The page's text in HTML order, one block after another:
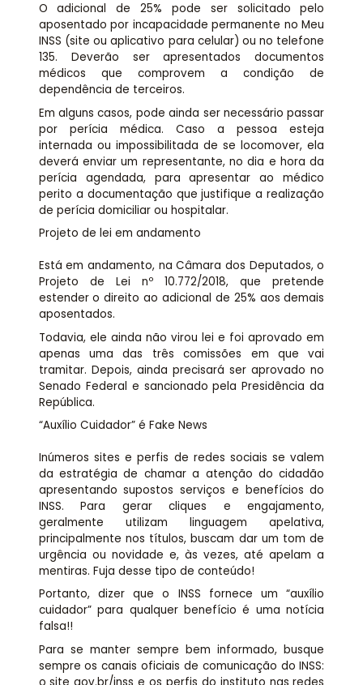
O adicional de 25% pode ser solicitado pelo
aposentado por incapacidade permanente no Meu
INSS (site ou aplicativo para celular) ou no telefone
135. Deverão ser apresentados documentos
médicos que comprovem a condição de
dependência de terceiros.
Em alguns casos, pode ainda ser necessário passar
por perícia médica. Caso a pessoa esteja
internada ou impossibilitada de se locomover, ela
deverá enviar um representante, no dia e hora da
perícia agendada, para apresentar ao médico
perito a documentação que justifique a realização
de perícia domiciliar ou hospitalar.
Projeto de lei em andamento
Está em andamento, na Câmara dos Deputados, o
Projeto de Lei nº 10.772/2018, que pretende
estender o direito ao adicional de 25% aos demais
aposentados.
Todavia, ele ainda não virou lei e foi aprovado em
apenas uma das três comissões em que vai
tramitar. Depois, ainda precisará ser aprovado no
Senado Federal e sancionado pela Presidência da
República.
“Auxílio Cuidador” é Fake News
Inúmeros sites e perfis de redes sociais se valem
da estratégia de chamar a atenção do cidadão
apresentando supostos serviços e benefícios do
INSS. Para gerar cliques e engajamento,
geralmente utilizam linguagem apelativa,
principalmente nos títulos, buscam dar um tom de
urgência ou novidade e, às vezes, até apelam a
mentiras. Fuja desse tipo de conteúdo!
Portanto, dizer que o INSS fornece um “auxílio
cuidador” para qualquer benefício é uma notícia
falsa!!
Para se manter sempre bem informado, busque
sempre os canais oficiais de comunicação do INSS: